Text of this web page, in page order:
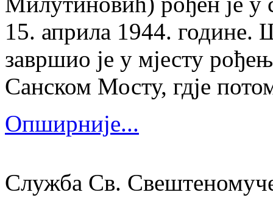
15. априла 1944. године.
завршио је у мјесту
Санском Мосту, гдје
Опширније...
Служба Св.